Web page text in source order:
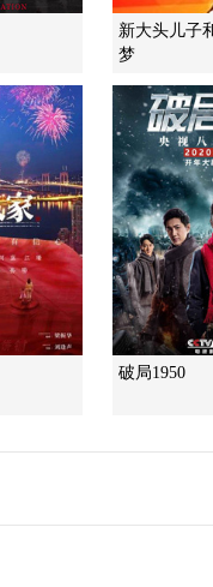
新大头儿子
梦
破局1950